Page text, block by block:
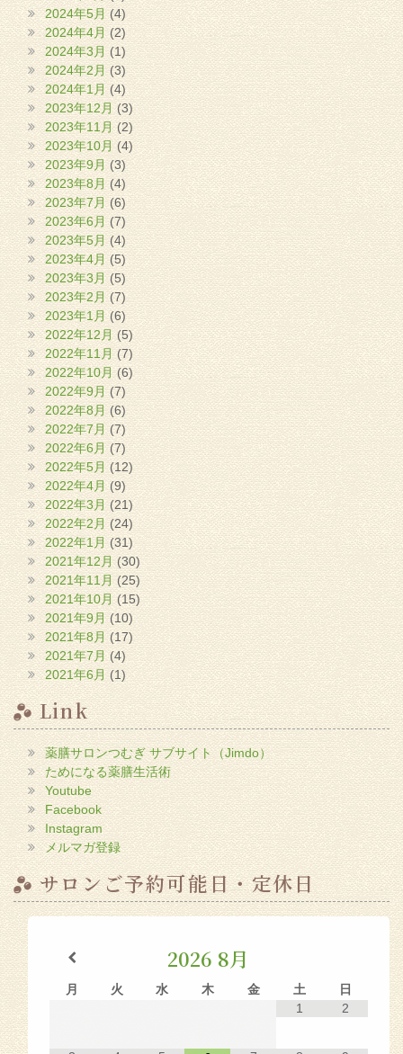
2024年5月 (4)
2024年4月 (2)
2024年3月 (1)
2024年2月(3)
2024年1月 (4)
2023年12月 (3)
2023年11月(2)
2023年10月 (4)
2023年9月 (3)
2023年8月 (4)
2023年7月 (6)
2023年6月 (7)
2023年5月 (4)
2023年4月 (5)
2023年3月 (5)
2023年2月 (7)
2023年1月(6)
2022年12月 (5)
2022年11月 (7)
2022年10月(6)
2022年9月 (7)
2022年8月 (6)
2022年7月 (7)
2022年6月 (7)
2022年5月 (12)
2022年4月(9)
2022年3月 (21)
2022年2月 (24)
2022年1月 (31)
2021年12月(30)
2021年11月 (25)
2021年10月 (15)
2021年9月 (10)
2021年8月 (17)
2021年7月(4)
2021年6月 (1)
Link
薬膳サロンつむぎ サブサイト（Jimdo）
ためになる薬膳生活術
Youtube
Facebook
Instagram
メルマガ登録
サロンご予約可能日・定休日
2026 8月
月 火 水 木 金 土
日
1
2